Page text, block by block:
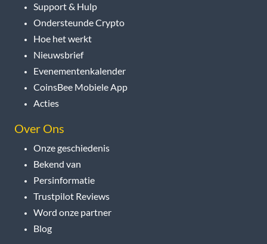
Support & Hulp
Ondersteunde Crypto
Hoe het werkt
Nieuwsbrief
Evenementenkalender
CoinsBee Mobiele App
Acties
Over Ons
Onze geschiedenis
Bekend van
Persinformatie
Trustpilot Reviews
Word onze partner
Blog